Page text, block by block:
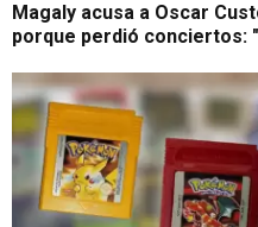
Magaly acusa a Oscar
porque perdió conciertos: